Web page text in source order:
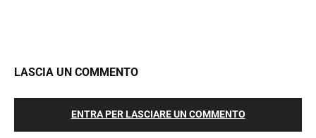
LASCIA UN COMMENTO
ENTRA PER LASCIARE UN COMMENTO